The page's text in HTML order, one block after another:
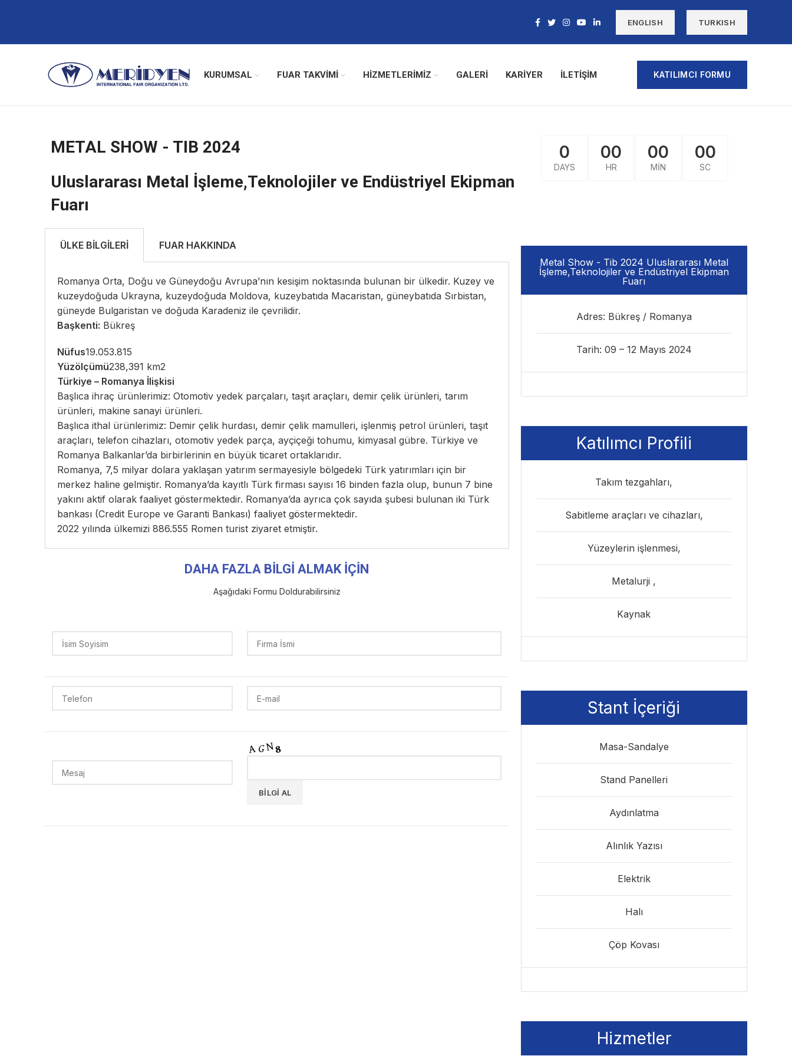
ENGLISH TURKISH
KURUMSAL FUAR TAKVİMİ HİZMETLERİMİZ GALERI KARIYER İLETIŞIM KATILIMCI FORMU
METAL SHOW - TIB 2024
Uluslararası Metal İşleme,Teknolojiler ve Endüstriyel Ekipman
Fuarı
0
DAYS
00
HR
00
MIN
00
SC
ÜLKE BİLGİLERİ FUAR HAKKINDA
Romanya Orta, Doğu ve Güneydoğu Avrupa’nın kesişim noktasında bulunan bir ülkedir. Kuzey ve
kuzeydoğuda Ukrayna, kuzeydoğuda Moldova, kuzeybatıda Macaristan, güneybatıda Sırbistan,
güneyde Bulgaristan ve doğuda Karadeniz ile çevrilidir.
Başkenti: Bükreş
Nüfus19.053.815
Yüzölçümü238,391 km2
Türkiye – Romanya İlişkisi
Başlıca ihraç ürünlerimiz: Otomotiv yedek parçaları, taşıt araçları, demir çelik ürünleri, tarım
ürünleri, makine sanayi ürünleri.
Başlıca ithal ürünlerimiz: Demir çelik hurdası, demir çelik mamulleri, işlenmiş petrol ürünleri, taşıt
araçları, telefon cihazları, otomotiv yedek parça, ayçiçeği tohumu, kimyasal gübre. Türkiye ve
Romanya Balkanlar’da birbirlerinin en büyük ticaret ortaklarıdır.
Romanya, 7,5 milyar dolara yaklaşan yatırım sermayesiyle bölgedeki Türk yatırımları için bir
merkez haline gelmiştir. Romanya’da kayıtlı Türk firması sayısı 16 binden fazla olup, bunun 7 bine
yakını aktif olarak faaliyet göstermektedir. Romanya’da ayrıca çok sayıda şubesi bulunan iki Türk
bankası (Credit Europe ve Garanti Bankası) faaliyet göstermektedir.
2022 yılında ülkemizi 886.555 Romen turist ziyaret etmiştir.
DAHA FAZLA BİLGİ ALMAK İÇİN
Aşağıdaki Formu Doldurabilirsiniz
Metal Show - Tib 2024 Uluslararası Metal
İşleme,Teknolojiler ve Endüstriyel Ekipman
Fuarı
Adres: Bükreş / Romanya
Tarih: 09 – 12 Mayıs 2024
Katılımcı Profili
Takım tezgahları,
Sabitleme araçları ve cihazları,
Yüzeylerin işlenmesi,
Metalurji ,
Kaynak
Stant İçeriği
Masa-Sandalye
Stand Panelleri
Aydınlatma
Alınlık Yazısı
Elektrik
Halı
Çöp Kovası
Hizmetler